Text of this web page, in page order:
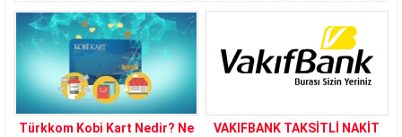
Türkkom Kobi Kart Nedir? Ne
VAKIFBANK TAKSİTLİ NAKİT